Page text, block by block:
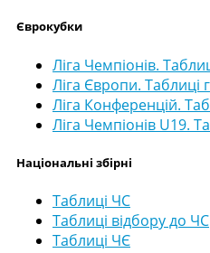
Єврокубки
Ліга Чемпіонів.
Ліга Європи. Таблиці
Ліга Конференцій.
Ліга Чемпіонів U19.
Національні збірні
Таблиці ЧС
Таблиці відбору до ЧС
Таблиці ЧЄ